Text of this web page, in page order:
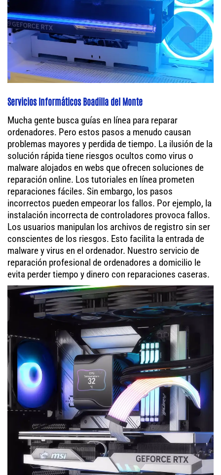
Servicios Informáticos Boadilla del Monte
Mucha gente busca guías en línea para reparar
ordenadores. Pero estos pasos a menudo causan
problemas mayores y perdida de tiempo. La ilusión de la
solución rápida tiene riesgos ocultos como virus o
malware alojados en webs que ofrecen soluciones de
reparación online. Los tutoriales en línea prometen
reparaciones fáciles. Sin embargo, los pasos
incorrectos pueden empeorar los fallos. Por ejemplo, la
instalación incorrecta de controladores provoca fallos.
Los usuarios manipulan los archivos de registro sin ser
conscientes de los riesgos. Esto facilita la entrada de
malware y virus en el ordenador. Nuestro servicio de
reparación profesional de ordenadores a domicilio le
evita perder tiempo y dinero con reparaciones caseras.